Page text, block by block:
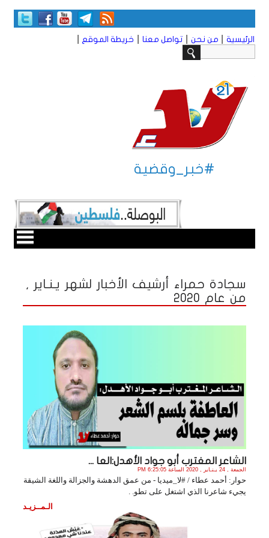
الرئيسية من نحن تواصل معنا خريطة الموقع
#خبر_وقضية
سجادة حمراء أرشيف الأخبار لشهر يـنـاير ,
من عام 2020
الشاعر المغترب أبو جواد الأهدل:العا ...
الجمعة , 24 يـنـاير , 2020 الساعة 6:25:05 PM
حوار: أحمد عطاء / #لا_ميديا - من عمق الدهشة والجزالة واللغة الشيقة
يجيء شاعرنا الذي اشتغل على تطو. .
الـمــزيـد